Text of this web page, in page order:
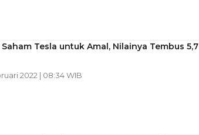
Tesla untuk Amal, Nilainya Tembus 5,7
2022 | 08:34 WIB